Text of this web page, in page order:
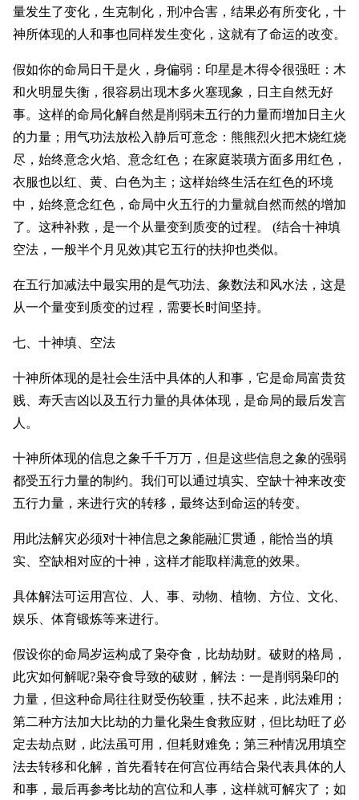
量发生了变化，生克制化，刑冲合害，结果必有所变化，十
神所体现的人和事也同样发生变化，这就有了命运的改变。
假如你的命局日干是火，身偏弱：印星是木得令很强旺：木
和火明显失衡，很容易出现木多火塞现象，日主自然无好
事。这样的命局化解自然是削弱未五行的力量而增加日主火
的力量；用气功法放松入静后可意念：熊熊烈火把木烧红烧
尽，始终意念火焰、意念红色；在家庭装璜方面多用红色，
衣服也以红、黄、白色为主；这样始终生活在红色的环境
中，始终意念红色，命局中火五行的力量就自然而然的增加
了。这种补救，是一个从量变到质变的过程。 (结合十神填
空法，一般半个月见效)其它五行的扶抑也类似。
在五行加减法中最实用的是气功法、象数法和风水法，这是
从一个量变到质变的过程，需要长时间坚持。
七、十神填、空法
十神所体现的是社会生活中具体的人和事，它是命局富贵贫
贱、寿夭吉凶以及五行力量的具体体现，是命局的最后发言
人。
十神所体现的信息之象千千万万，但是这些信息之象的强弱
都受五行力量的制约。我们可以通过填实、空缺十神来改变
五行力量，来进行灾的转移，最终达到命运的转变。
用此法解灾必须对十神信息之象能融汇贯通，能恰当的填
实、空缺相对应的十神，这样才能取样满意的效果。
具体解法可运用宫位、人、事、动物、植物、方位、文化、
娱乐、体育锻炼等来进行。
假设你的命局岁运构成了枭夺食，比劫劫财。破财的格局，
此灾如何解呢?枭夺食导致的破财，解法：一是削弱枭印的
力量，但这种命局往往财受伤较重，扶不起来，此法难用；
第二种方法加大比劫的力量化枭生食救应财， 但比劫旺了必
定去劫点财，此法虽可用，但耗财难免；第三种情况用填空
法去转移和化解，首先看转在何宫位再结合枭代表具体的人
和事，最后再参考比劫的宫位和人事，这样就可解灾了；如